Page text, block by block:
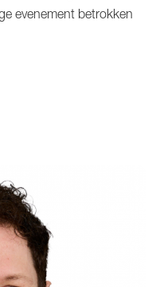
evenement betrokken